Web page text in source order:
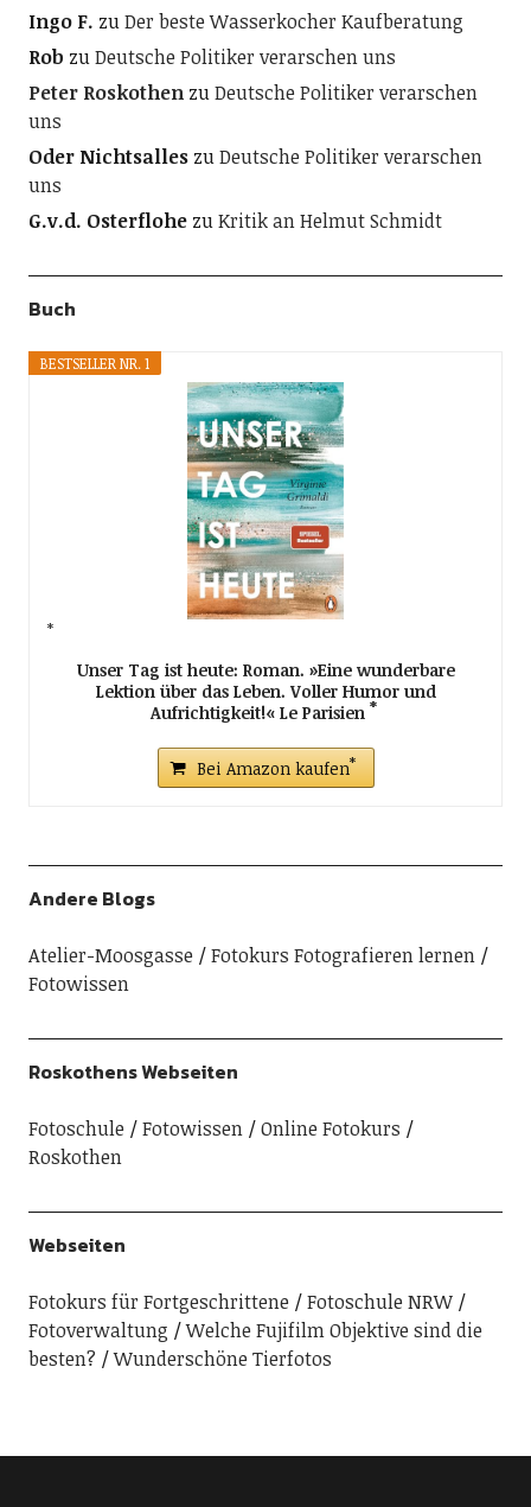
Ingo F. zuDer beste Wasserkocher Kaufberatung
Rob zuDeutsche Politiker verarschen uns
Peter RoskothenzuDeutsche Politiker verarschen
uns
Oder NichtsalleszuDeutsche Politiker verarschen
uns
G.v.d. OsterflohezuKritik an Helmut Schmidt
Buch
BESTSELLER NR. 1
Unser Tag ist heute: Roman. »Eine wunderbare
Lektion über das Leben. Voller Humor und
Aufrichtigkeit!« Le Parisien
Bei Amazon kaufen
Andere Blogs
Atelier-Moosgasse
Fotokurs Fotografieren lernen
Fotowissen
Roskothens Webseiten
Fotoschule Fotowissen
Online Fotokurs
Roskothen
Webseiten
Fotokurs für Fortgeschrittene
Fotoschule NRW
Fotoverwaltung
Welche Fujifilm Objektive sind die
besten?
Wunderschöne Tierfotos